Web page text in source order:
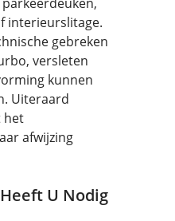
interieurslitage.
gebreken
versleten
kunnen
Uiteraard
het
afwijzing
U Nodig